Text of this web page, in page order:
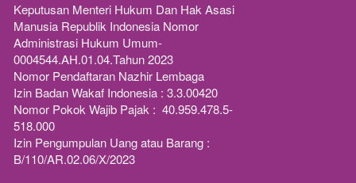
Keputusan Menteri Hukum Dan Hak Asasi
Manusia Republik Indonesia Nomor
Administrasi Hukum Umum-
0004544.AH.01.04.Tahun 2023
Nomor Pendaftaran Nazhir Lembaga
Izin Badan Wakaf Indonesia : 3.3.00420
Nomor Pokok Wajib Pajak :  40.959.478.5-
518.000
Izin Pengumpulan Uang atau Barang :
B/110/AR.02.06/X/2023